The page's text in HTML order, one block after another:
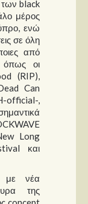
των black
μέρος
ενώ
σε όλη
από
όπως οι
(RIP),
Can
official-,
Long
και
με νέα
της